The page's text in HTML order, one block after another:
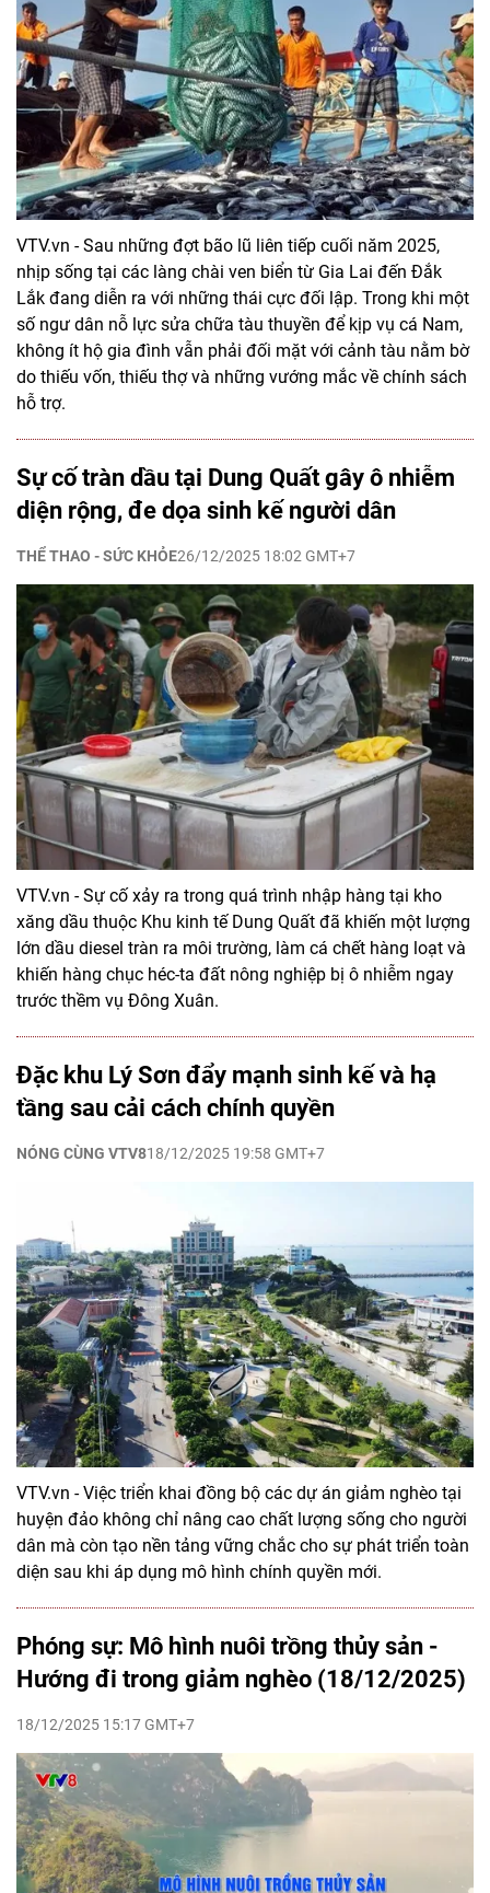
VTV.vn - Sau những đợt bão lũ liên tiếp cuối năm 2025,
nhịp sống tại các làng chài ven biển từ Gia Lai đến Đắk
Lắk đang diễn ra với những thái cực đối lập. Trong khi một
số ngư dân nỗ lực sửa chữa tàu thuyền để kịp vụ cá Nam,
không ít hộ gia đình vẫn phải đối mặt với cảnh tàu nằm bờ
do thiếu vốn, thiếu thợ và những vướng mắc về chính sách
hỗ trợ.
Sự cố tràn dầu tại Dung Quất gây ô nhiễm
diện rộng, đe dọa sinh kế người dân
THỂ THAO - SỨC KHỎE26/12/2025 18:02 GMT+7
VTV.vn - Sự cố xảy ra trong quá trình nhập hàng tại kho
xăng dầu thuộc Khu kinh tế Dung Quất đã khiến một lượng
lớn dầu diesel tràn ra môi trường, làm cá chết hàng loạt và
khiến hàng chục héc-ta đất nông nghiệp bị ô nhiễm ngay
trước thềm vụ Đông Xuân.
Đặc khu Lý Sơn đẩy mạnh sinh kế và hạ
tầng sau cải cách chính quyền
NÓNG CÙNG VTV818/12/2025 19:58 GMT+7
VTV.vn - Việc triển khai đồng bộ các dự án giảm nghèo tại
huyện đảo không chỉ nâng cao chất lượng sống cho người
dân mà còn tạo nền tảng vững chắc cho sự phát triển toàn
diện sau khi áp dụng mô hình chính quyền mới.
Phóng sự: Mô hình nuôi trồng thủy sản -
Hướng đi trong giảm nghèo (18/12/2025)
18/12/2025 15:17 GMT+7